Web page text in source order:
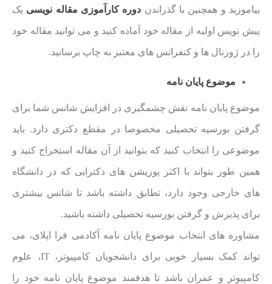
بیاموزید و همچنین با گذراندن دوره کارآموزی مقاله نویسی یک
پیش نویس اولیه از مقاله خود آماده کنید و می توانید مقاله خود
را در ژورنال ها و کنفرانس های معتبر به چاپ برسانید.
موضوع پایان نامه
موضوع پایان نامه نقش چشمگیری در افزایش شانس شما برای
گرفتن بورسیه تحصیلی مخصوصا در مقطع دکتری دارد. باید
موضوعی را انتخاب کنید که بتوانید از آن مقاله استخراج کنید و
همین طور بتواند با اکثر پوزیشن های دکترایی که در دانشگاه
های خارجی وجود دارد، تطابق داشته باشد تا شانس بیشتری
برای پذیرش و گرفتن بورسیه تحصیلی داشته باشید.
مشاوره های انتخاب موضوع پایان نامه آکادمی فرا اپلای، می
تواند کمک بسیار خوبی برای دانشجویان کامپیوتر، IT، علوم
کامپیوتر و عمران باشد تا هدفمند موضوع پایان نامه خود را